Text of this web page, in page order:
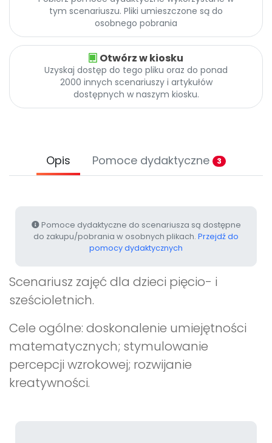
Archiwalne numery
Pomoc
Promocje
tym scenariuszu. Pliki umieszczone są do
osobnego pobrania
Otwórz w kiosku
Uzyskaj dostęp do tego pliku oraz do ponad
2000 innych scenariuszy i artykułów
dostępnych w naszym kiosku.
Opis Pomoce dydaktyczne 3
Pomoce dydaktyczne do scenariusza są dostępne
do zakupu/pobrania w osobnych plikach. Przejdź do
pomocy dydaktycznych
Scenariusz zajęć dla dzieci pięcio- i
sześcioletnich.
Cele ogólne: doskonalenie umiejętności
matematycznych; stymulowanie
percepcji wzrokowej; rozwijanie
kreatywności.